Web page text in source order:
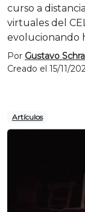
curso a
virtuales del
evolucionando
Por Gustavo
Creado el 15/11/
Artículos